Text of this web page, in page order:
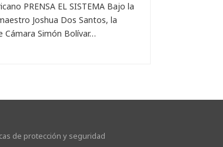
PRENSA EL SISTEMA Bajo la
Joshua Dos Santos, la
Cámara Simón Bolívar…
de protección y seguridad